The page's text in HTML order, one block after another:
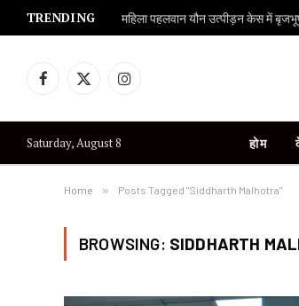
TRENDING महिला पहलवान यौन उत्पीड़न केस में
Facebook
X
Instagram
Saturday, August 8 होम
Home » Posts Tagged "Siddharth Malhotra"
BROWSING: SIDDHARTH